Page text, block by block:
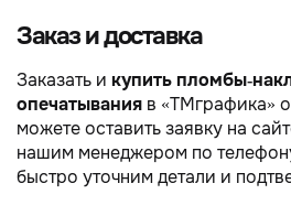
Заказ и доставка
Заказать и купить пломбы-
опечатывания в «TMграфика»
можете оставить заявку на
нашим менеджером по
быстро уточним детали и